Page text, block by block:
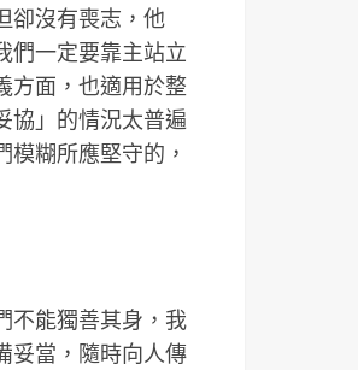
卻沒有喪志，他
們一定要靠主站立
方面，也適用於整
協」的情況太普遍
糊所應堅守的，
不能獨善其身，我
妥當，隨時向人傳